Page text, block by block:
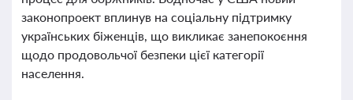
законопроект вплинув на соціальну підтримку
українських біженців, що викликає занепокоєння
щодо продовольчої безпеки цієї категорії
населення.